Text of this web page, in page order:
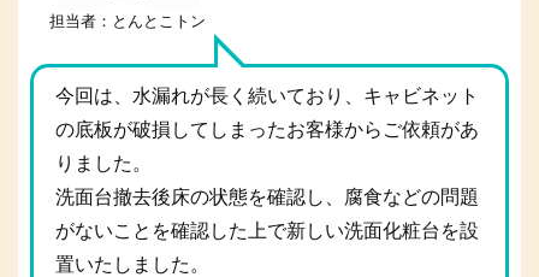
担当者：とんとこトン
今回は、水漏れが長く続いており、キャビネット
の底板が破損してしまったお客様からご依頼があ
りました。
洗面台撤去後床の状態を確認し、腐食などの問題
がないことを確認した上で新しい洗面化粧台を設
置いたしました。